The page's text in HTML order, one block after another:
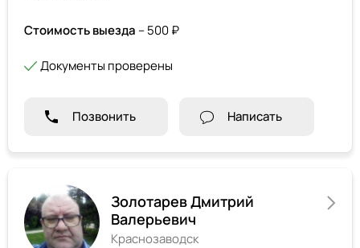
Стоимость выезда – 500 ₽
Документы проверены
Позвонить Написать
Золотарев Дмитрий
Валерьевич
Краснозаводск